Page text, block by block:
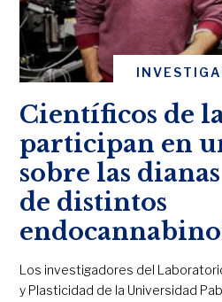
Científicos de
participan en
sobre las
de distintos
Los investigadores del
y Plasticidad de la Universidad